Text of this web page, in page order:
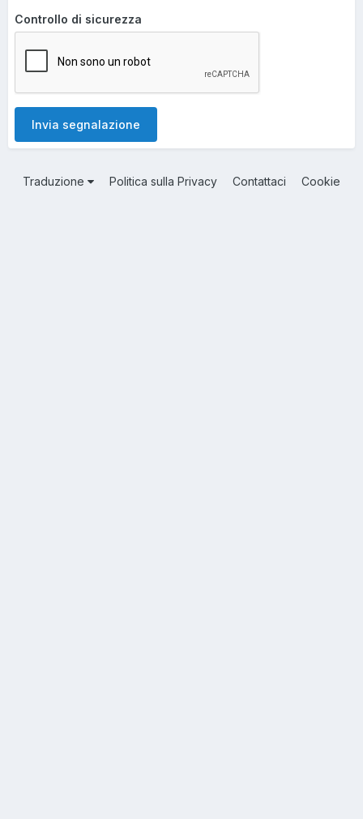
Controllo di sicurezza
Invia segnalazione
Traduzione Politica sulla Privacy Contattaci Cookie